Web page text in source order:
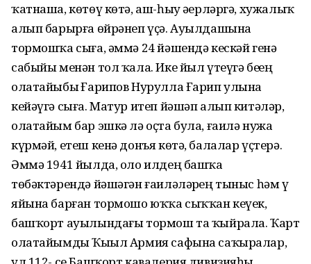
ҡатнаша, көтөү көтә, аш-һыу әҙерләргә, хужалыҡ
алып барырға өйрәнеп үҫә. Ауылдашына
тормошҡа сыға, әммә 24 йәшендә кескәй генә
сабыйы менән тол ҡала. Ике йыл үтеүгә беҙҙең
олатайыбыҙ Ғарипов Нурулла Ғарип улына
кейәүгә сыға. Матур итеп йәшәп алып китәләр,
олатайым бар эшкә лә оҫта була, ғаилә нужа
күрмәй, етеш кенә донъя көтә, балалар үҫтерә.
Әммә 1941 йылда, оло илдең башҡа
төбәктәрендә йәшәгән ғаиләләрҙең тыныс һәм үҙ
яйына барған тормошо юҡҡа сыҡҡан кеүек,
башҡорт ауылындағы тормош та ҡыйрала. Ҡарт
олатайымды Ҡыҙыл Армия сафына саҡыралар,